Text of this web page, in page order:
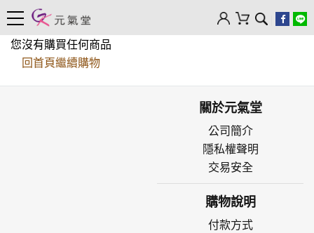
您沒有購買任何商品
回首頁繼續購物
關於元氣堂
公司簡介
隱私權聲明
交易安全
購物說明
付款方式